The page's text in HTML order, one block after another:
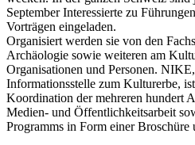
September Interessierte zu
Vorträgen eingeladen.
Organisiert werden sie von den
Archäologie sowie weiteren am
Organisationen und Personen.
Informationsstelle zum Kulturerbe,
Koordination der mehreren hundert
Medien- und Öffentlichkeitsarbeit
Programms in Form einer Broschüre